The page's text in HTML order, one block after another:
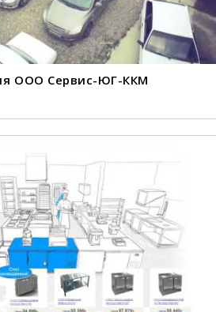
ООО Сервис-ЮГ-ККМ